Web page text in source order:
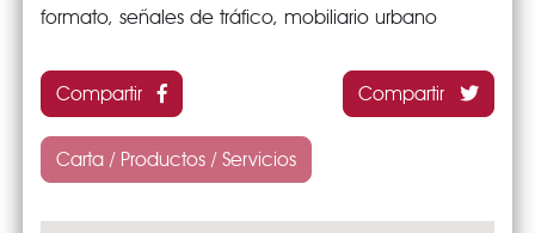
formato, señales de tráfico, mobiliario urbano
Compartir Compartir
Carta / Productos / Servicios